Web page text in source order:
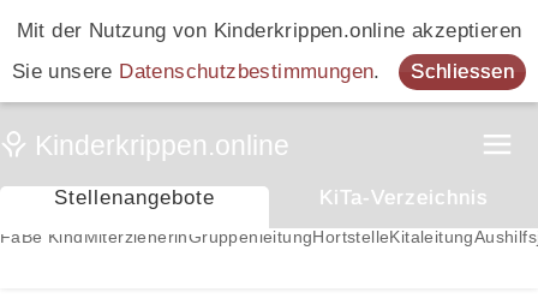
Mit der Nutzung von Kinderkrippen.online akzeptieren
Sie unsere Datenschutzbestimmungen. Schliessen
Stellenangebote KiTa-Verzeichnis
FaBe Kind MiterzieherinGruppenleitung Hortstelle Kitaleitung